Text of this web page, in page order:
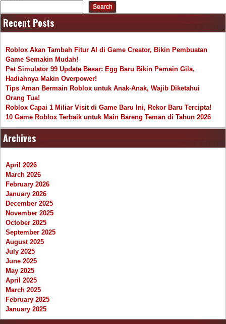
Search
Recent Posts
Roblox Akan Tambah Fitur AI di Game Creator, Bikin Pembuatan
Game Semakin Mudah!
Pet Simulator 99 Update Besar: Egg Baru Bikin Pemain Gila,
Hadiahnya Makin Overpower!
Tips Aman Bermain Roblox untuk Anak-Anak, Wajib Diketahui
Orang Tua!
Roblox Capai 1 Miliar Visit di Game Baru Ini, Rekor Baru Tercipta!
10 Game Roblox Terbaik untuk Main Bareng Teman di Tahun 2026
Archives
April 2026
March 2026
February 2026
January 2026
December 2025
November 2025
October 2025
September 2025
August 2025
July 2025
June 2025
May 2025
April 2025
March 2025
February 2025
January 2025